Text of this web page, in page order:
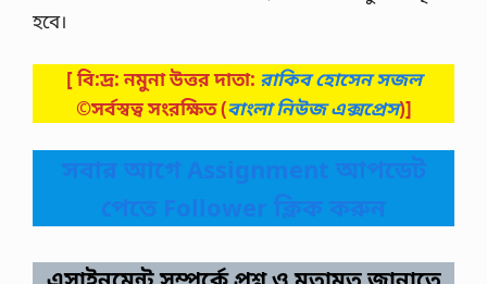
হবে।
[ বি:দ্র: নমুনা উত্তর দাতা: রাকিব হোসেন সজল
©সর্বস্বত্ব সংরক্ষিত(বাংলা নিউজ এক্সপ্রেস)]
সবার আগে Assignment আপডেট
পেতে Follower ক্লিক করুন